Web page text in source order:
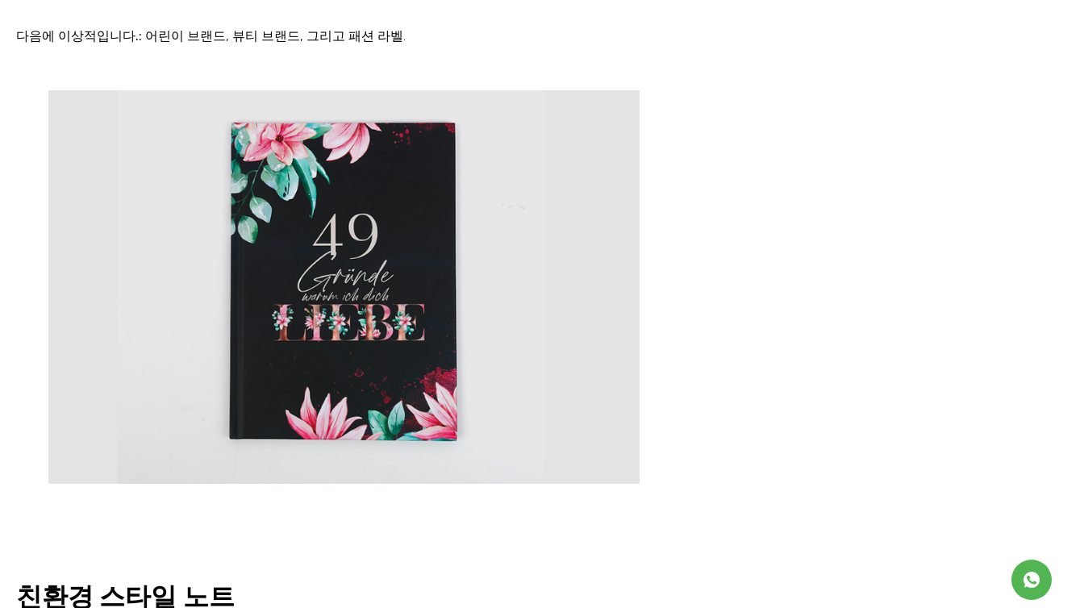
다음에 이상적입니다.: 어린이 브랜드, 뷰티 브랜드, 그리고 패션 라벨.
친환경 스타일 노트